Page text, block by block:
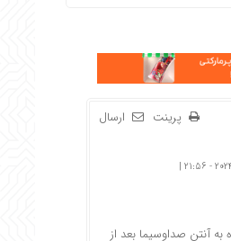
ارسال پرینت
به آنتن صداوسیما بعد از